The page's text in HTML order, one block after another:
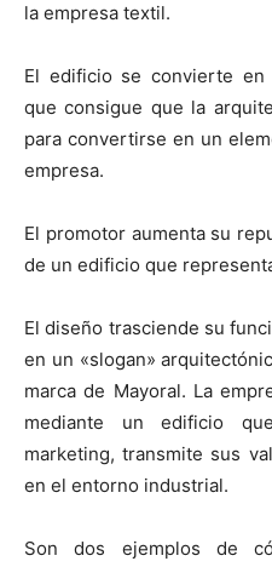
la empresa textil.
El edificio se convierte en
que consigue que la
para convertirse en un
empresa.
El promotor aumenta su
de un edificio que
El diseño trasciende su
en un «slogan»
marca de Mayoral. La
mediante un edificio
marketing, transmite sus
en el entorno industrial.
Son dos ejemplos de